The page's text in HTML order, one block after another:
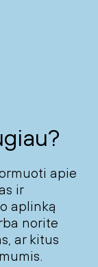
apie
ir
aplinką
norite
ar kitus